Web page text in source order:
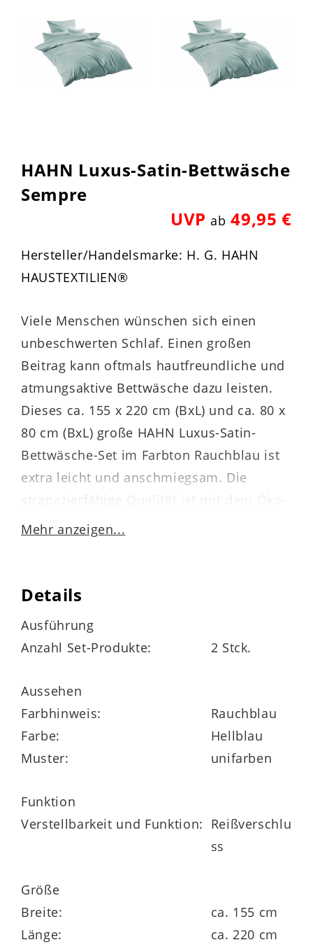
HAHN Luxus-Satin-Bettwäsche
Sempre
UVPab 49,95 €
Hersteller/Handelsmarke: H. G. HAHN
HAUSTEXTILIEN®
Viele Menschen wünschen sich einen
unbeschwerten Schlaf. Einen großen
Beitrag kann oftmals hautfreundliche und
atmungsaktive Bettwäsche dazu leisten.
Dieses ca. 155 x 220 cm (BxL) und ca. 80 x
80 cm (BxL) große HAHN Luxus-Satin-
Bettwäsche-Set im Farbton Rauchblau ist
extra leicht und anschmiegsam. Die
strapazierfähige Qualität ist mit dem Öko-
Tex®-Siegel versehen.
Grad, trocknergeeignet und bügelarm. Im
Sommer ist der kühlender Stoff besonders
beliebt. Die Luxus-Satin-Bettwäsche
und Größen. Ein praktischer
Reißverschluss erleichtert Ihnen die
Handhabung des Bezuges aus 100%
mercerisierter Baumwolle.
Mehr anzeigen...
Details
Ausführung
Anzahl Set-Produkte:
2 Stck.
Aussehen
Farbhinweis:
Rauchblau
Farbe:
Hellblau
Muster:
unifarben
Funktion
Verstellbarkeit und Funktion: Reißverschlu
ss
Größe
Breite:
ca. 155 cm
Länge:
ca. 220 cm